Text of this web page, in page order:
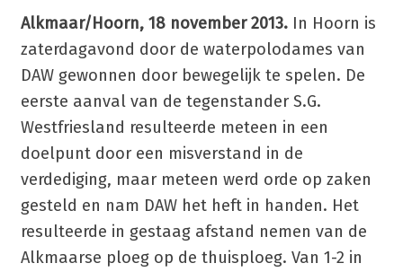
Alkmaar/Hoorn, 18 november 2013.In Hoorn is
zaterdagavond door de waterpolodames van
DAW gewonnen door bewegelijk te spelen. De
eerste aanval van de tegenstander S.G.
Westfriesland resulteerde meteen in een
doelpunt door een misverstand in de
verdediging, maar meteen werd orde op zaken
gesteld en nam DAW het heft in handen. Het
resulteerde in gestaag afstand nemen van de
Alkmaarse ploeg op de thuisploeg. Van 1-2 in